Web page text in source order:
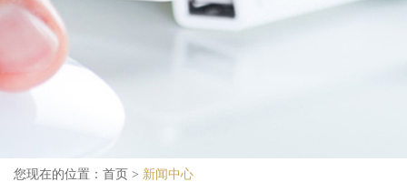
您现在的位置： 首页 > 新闻中心